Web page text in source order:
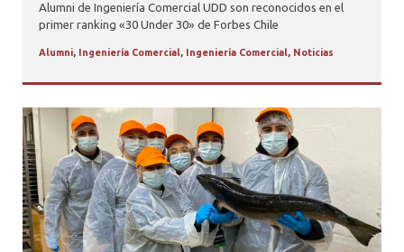
Alumni de Ingeniería Comercial UDD son reconocidos en el
primer ranking «30 Under 30» de Forbes Chile
Alumni, Ingeniería Comercial, Ingeniería Comercial, Noticias